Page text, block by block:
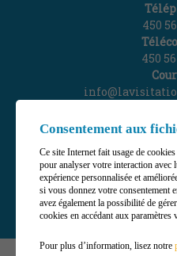
Consentement aux
Ce site Internet fait usage de
pour analyser votre interaction
expérience personnalisée et
si vous donnez votre consentement
avez également la possibilité de
cookies en accédant aux
Pour plus d’information, lisez notre
450
450